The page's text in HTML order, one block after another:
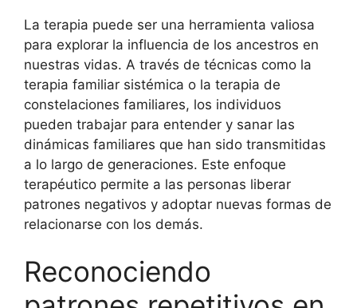
La terapia puede ser una herramienta valiosa
para explorar la influencia de los ancestros en
nuestras vidas. A través de técnicas como la
terapia familiar sistémica o la terapia de
constelaciones familiares, los individuos
pueden trabajar para entender y sanar las
dinámicas familiares que han sido transmitidas
a lo largo de generaciones. Este enfoque
terapéutico permite a las personas liberar
patrones negativos y adoptar nuevas formas de
relacionarse con los demás.
Reconociendo